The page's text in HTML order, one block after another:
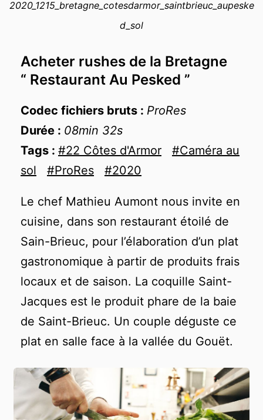
−
2020_1215_bretagne_cotesdarmor_saintbrieuc_aupeske
d_sol
Acheter rushes de la Bretagne
“ Restaurant Au Pesked ”
Codec fichiers bruts : ProRes
Durée : 08min 32s
Tags : #22 Côtes d'Armor
#Caméra au
sol
#ProRes #2020
Le chef Mathieu Aumont nous invite en
cuisine, dans son restaurant étoilé de
Sain-Brieuc, pour l’élaboration d’un plat
gastronomique à partir de produits frais
locaux et de saison. La coquille Saint-
Jacques est le produit phare de la baie
de Saint-Brieuc. Un couple déguste ce
plat en salle face à la vallée du Gouët.